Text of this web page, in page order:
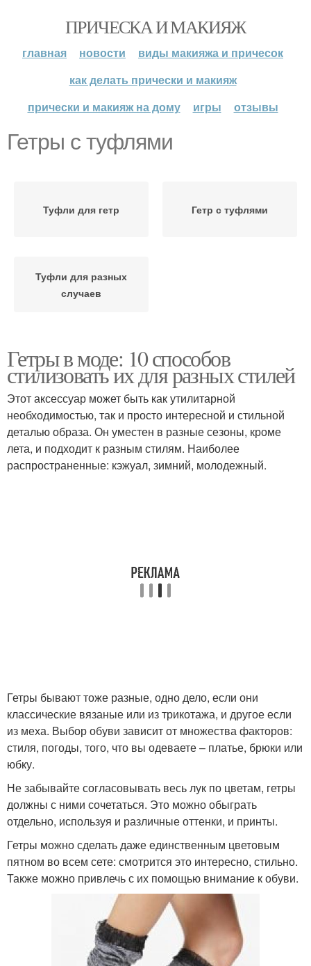
ПРИЧЕСКА И МАКИЯЖ
главная новости
виды макияжа и причесок
как делать прически и макияж
прически и макияж на дому
игры отзывы
Гетры с туфлями
Туфли для гетр Гетр с туфлями
Туфли для разных
случаев
Гетры в моде: 10 способов
стилизовать их для разных стилей
Этот аксессуар может быть как утилитарной
необходимостью, так и просто интересной и стильной
деталью образа. Он уместен в разные сезоны, кроме
лета, и подходит к разным стилям. Наиболее
распространенные: кэжуал, зимний, молодежный.
Гетры бывают тоже разные, одно дело, если они
классические вязаные или из трикотажа, и другое если
из меха. Выбор обуви зависит от множества факторов:
стиля, погоды, того, что вы одеваете – платье, брюки или
юбку.
Не забывайте согласовывать весь лук по цветам, гетры
должны с ними сочетаться. Это можно обыграть
отдельно, используя и различные оттенки, и принты.
Гетры можно сделать даже единственным цветовым
пятном во всем сете: смотрится это интересно, стильно.
Также можно привлечь с их помощью внимание к обуви.